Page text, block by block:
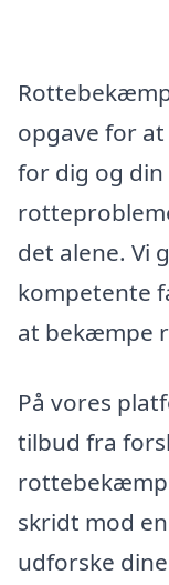
opgave for
for dig og
det alene. Vi
kompetente
at bekæmpe
På vores
tilbud fra
skridt mod
udforske